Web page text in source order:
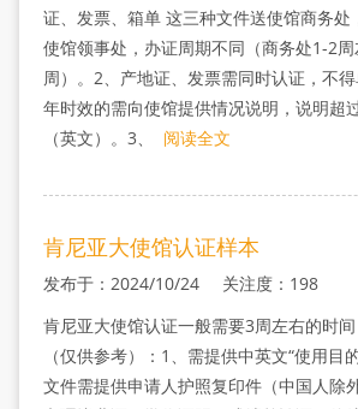
证、发票、箱单 这三种文件送使馆商务处
使馆领事处，办证周期不同（商务处1-2
周）。2、产地证、发票需同时认证，不
年时效的需向使馆提供情况说明，说明超
（英文）。3、
阅读全文
肯尼亚大使馆认证样本
发布于：2024/10/24 关注度：198
肯尼亚大使馆认证一般需要3周左右的时
（仅供参考）：1、需提供中英文“使用目
文件需提供申请人护照复印件（中国人除